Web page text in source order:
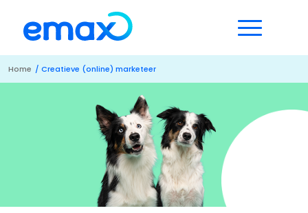
Home / Creatieve (online) marketeer